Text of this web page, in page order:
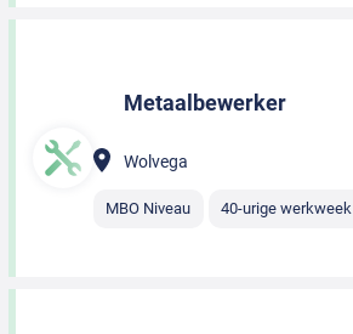
Metaalbewerker
Wolvega
MBO Niveau 40-urige werkweek